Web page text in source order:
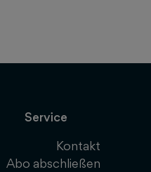
Service
Kontakt
Abo abschließen